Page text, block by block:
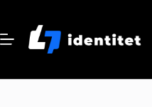
content